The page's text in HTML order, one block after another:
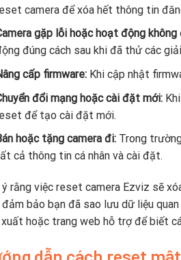
camera để xóa hết thông tin
gặp lỗi hoặc hoạt động không
đúng cách sau khi đã thử các
cấp firmware:Khi cập nhật
đổi mạng hoặc cài đặt mới:Khi
để tạo cài đặt mới.
hoặc tặng camera đi:Trong
cả thông tin cá nhân và cài đặt.
ý rằng việc reset camera Ezviz sẽ
đảm bảo bạn đã sao lưu dữ liệu
hoặc trang web hỗ trợ để biết
dẫn cách reset